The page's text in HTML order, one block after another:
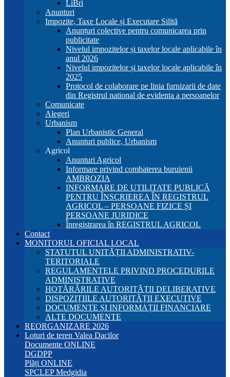
LiBri
Anunturi
Impozite, Taxe Locale și Executare Silită
Anunțuri colective pentru comunicarea prin
publicitate
Nivelul impozitelor și taxelor locale aplicabile în
anul 2026
Nivelul impozitelor și taxelor locale aplicabile în
2025
Protocol de colaborare pe linia furnizarii de date
din Registrul national de evidenta a persoanelor
Comunicate
Alegeri
Urbanism
Plan Urbanistic General
Anunturi publice, Urbanism
Agricol
Anunturi Agricol
Informare privind combaterea buruienii
AMBROZIA
INFORMARE DE UTILITATE PUBLICĂ
PENTRU ÎNSCRIEREA ÎN REGISTRUL
AGRICOL – PERSOANE FIZICE ȘI
PERSOANE JURIDICE
Înregistrarea în REGISTRUL AGRICOL
Contact
MONITORUL OFICIAL LOCAL
STATUTUL UNITĂȚII ADMINISTRATIV-
TERITORIALE
REGULAMENTELE PRIVIND PROCEDURILE
ADMINISTRATIVE
HOTĂRÂRILE AUTORITĂȚII DELIBERATIVE
DISPOZIȚIILE AUTORITĂȚII EXECUTIVE
DOCUMENTE ȘI INFORMAȚII FINANCIARE
ALTE DOCUMENTE
REORGANIZARE 2026
Loturi de teren Valea Dacilor
Documente ONLINE
DGDPP
Plăți ONLINE
SPCLEP Medgidia